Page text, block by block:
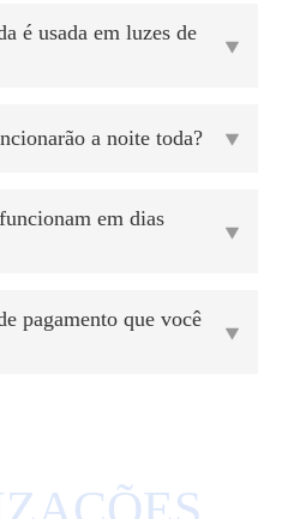
é usada em luzes de

a noite toda? 
em dias

pagamento que você
